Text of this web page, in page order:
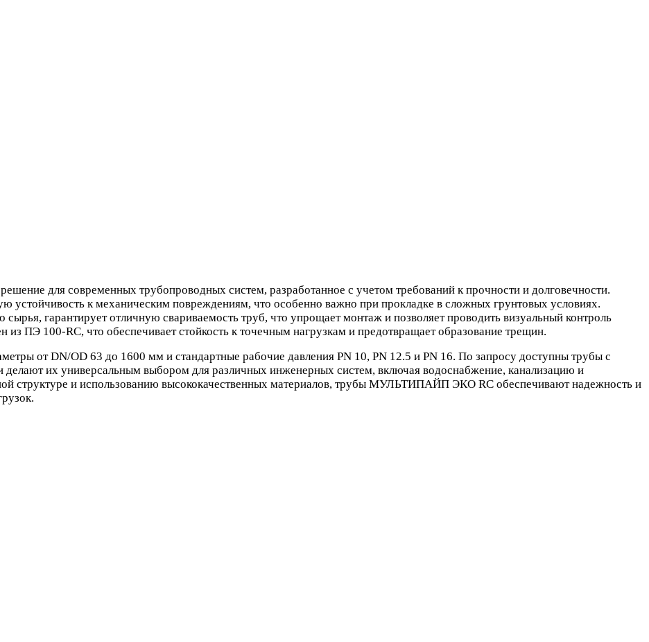
для современных трубопроводных систем, разработанное с учетом требований к прочности и долговечности.
к механическим повреждениям, что особенно важно при прокладке в сложных грунтовых условиях.
гарантирует отличную свариваемость труб, что упрощает монтаж и позволяет проводить визуальный контроль
из ПЭ 100-RC, что обеспечивает стойкость к точечным нагрузкам и предотвращает образование трещин.
от DN/OD 63 до 1600 мм и стандартные рабочие давления PN 10, PN 12.5 и PN 16. По запросу доступны трубы с
делают их универсальным выбором для различных инженерных систем, включая водоснабжение, канализацию и
структуре и использованию высококачественных материалов, трубы МУЛЬТИПАЙП ЭКО RC обеспечивают надежность и